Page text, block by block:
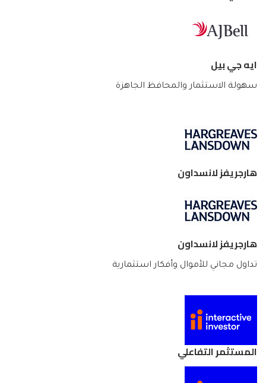
ايه جي بيل
سهولة الاستثمار والمحافظ الجاهزة
هارجريفز لانسداون
هارجريفز لانسداون
تداول مجاني للأموال وأفكار استثمارية
المستثمر التفاعلي